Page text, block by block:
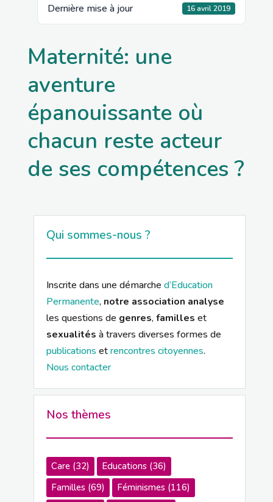
Dernière mise à jour 16 avril 2019
Maternité: une
aventure
épanouissante où
chacun reste acteur
de ses compétences ?
Qui sommes-nous ?
Inscrite dans une démarche d’Education
Permanente, notre association analyse
les questions de genres,familles et
sexualités à travers diverses formes de
publications etrencontres citoyennes.
Nous contacter
Nos thèmes
Care(32) Educations(36)
Familles(69) Féminismes(116)